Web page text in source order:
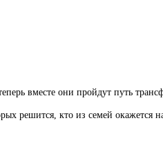
вместе они пройдут путь
решится, кто из семей окажется